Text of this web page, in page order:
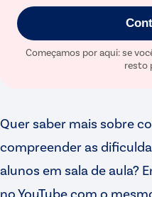
Começamos por aqui: se
resto
Quer saber mais sobre
compreender as
alunos em sala de aula?
no YouTube com o